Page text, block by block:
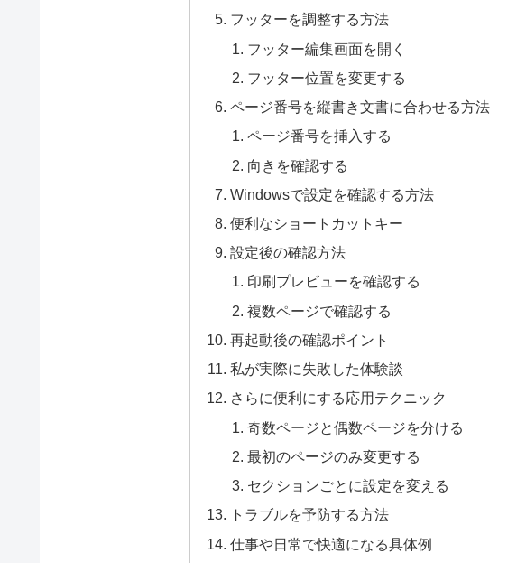
フッターを調整する方法
フッター編集画面を開く
フッター位置を変更する
ページ番号を縦書き文書に合わせる方法
ページ番号を挿入する
向きを確認する
Windowsで設定を確認する方法
便利なショートカットキー
設定後の確認方法
印刷プレビューを確認する
複数ページで確認する
再起動後の確認ポイント
私が実際に失敗した体験談
さらに便利にする応用テクニック
奇数ページと偶数ページを分ける
最初のページのみ変更する
セクションごとに設定を変える
トラブルを予防する方法
仕事や日常で快適になる具体例